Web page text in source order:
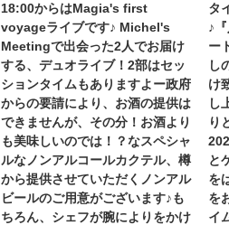
18:00からはMagia's first
voyageライブです♪ Michel's
Meetingで出会った2人でお届け
する、デュオライブ！2部はセッ
ションタイムもありますよー政府
からの要請により、お酒の提供は
できませんが、その分！お酒より
も美味しいのでは！？なスペシャ
ルなノンアルコールカクテル、樽
から提供させていただくノンアル
ビールのご用意がございます♪も
ちろん、シェフが腕によりをかけ
タ
♪
ー
し
け
し
り
と
を
を
イ